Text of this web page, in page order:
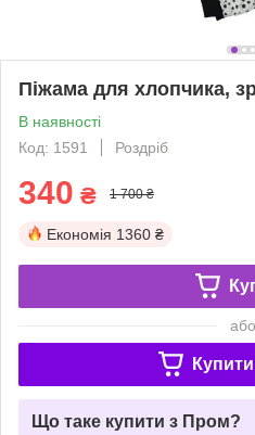
Піжама для хлопчика,
В наявності
Код: 1591
Роздріб
340 ₴ 1 700 ₴
Економія 1360 ₴
або
Що таке купити з Пром?